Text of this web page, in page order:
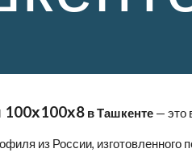
100х100х8 в Ташкенте — это
из России, изготовленного